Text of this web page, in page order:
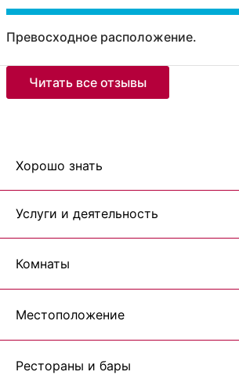
Превосходное расположение.
Читать все отзывы
Хорошо знать
Услуги и деятельность
Комнаты
Местоположение
Рестораны и бары